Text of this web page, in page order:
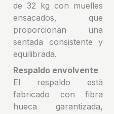
de 32 kg con muelles
ensacados, que
proporcionan una
sentada consistente y
equilibrada.
Respaldo envolvente
El respaldo está
fabricado con fibra
hueca garantizada,